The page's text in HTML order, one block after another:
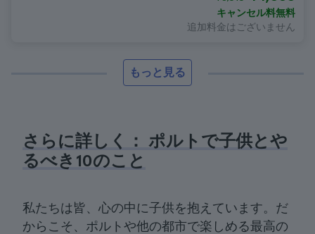
キャンセル料無料
追加料金はございません
もっと見る
さらに詳しく： ポルトで子供とや
るべき10のこと
私たちは皆、心の中に子供を抱えています。だ
からこそ、ポルトや他の都市で楽しめる最高の